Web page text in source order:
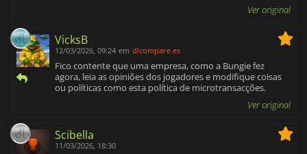
Ver original
VicksB
12/03/2026, 09:24 em dlcompare.es
Fico contente que uma empresa, como a Bungie fez
agora, leia as opiniões dos jogadores e modifique coisas
ou políticas como esta política de microtransacções.
Ver original
Scibella
11/03/2026, 18:30